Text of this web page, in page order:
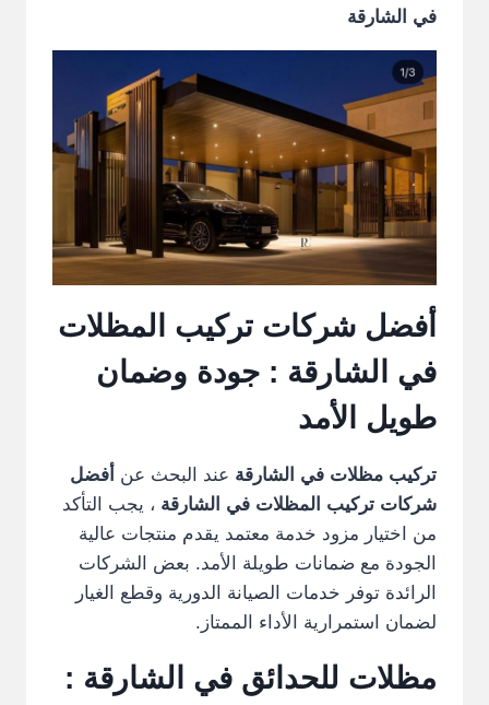
في الشارقة
أفضل شركات تركيب المظلات
في الشارقة : جودة وضمان
طويل الأمد
تركيب مظلات في الشارقة عند البحث عن أفضل
شركات تركيب المظلات في الشارقة ، يجب التأكد
من اختيار مزود خدمة معتمد يقدم منتجات عالية
الجودة مع ضمانات طويلة الأمد. بعض الشركات
الرائدة توفر خدمات الصيانة الدورية وقطع الغيار
لضمان استمرارية الأداء الممتاز.
مظلات للحدائق في الشارقة :